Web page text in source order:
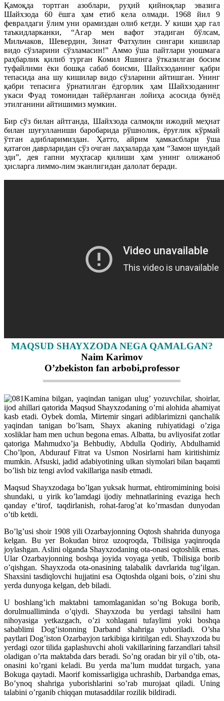
Қамоқда тортган азоблари, руҳий қийноқлар эвазига
Шайхзода 60 ёшга ҳам етиб кела олмади. 1968 йил 9
февралдаги ўлим уни орамиздан олиб кетди. У киши ҳар гал
таъкидларканки, “Агар мен вафот этадиган бўлсам,
Мильчаков, Шевердин, Зинат Фатхулин сингари кишилар
видо сўзларини сўзламасин!” Аммо ўша пайтлари уюшмага
раҳбарлик қилиб турган Комил Яшинга ўтказилган босим
туфайлими ёки бошқа сабаб боисми, Шайхзоданинг қабри
тепасида ана шу кишилар видо сўзларини айтишган. Унинг
қабри тепасига ўрнатилган ёдгорлик ҳам Шайхзоданинг
укаси Фуад томонидан тайёрланган лойиҳа асосида бунёд
этилганини айтишимиз мумкин.
Бир сўз билан айтганда, Шайхзода салмоқли ижодий меҳнат
билан шуғулланиши баробарида рўшнолик, ёруғлик кўрмай
ўтган адибларимиздан. Ҳатто, айрим ҳамкасблари ўша
қатағон даврларидан сўз очган лаҳзаларда ҳам “Замон шундай
эди”, дея гапни муҳтасар қилиши ҳам унинг олижаноб
ҳисларга лиммо-лим эканлигидан далолат беради.
MAQSUD SHAYXZODA NEGA QAMALGAN?
Naim Karimov
O’zbekiston fan arbobi,professor
Kamina bilgan, yaqindan tanigan ulug’ yozuvchilar, shoirlar,
ijod ahillari qatorida Maqsud Shayxzodaning o’rni alohida ahamiyat
kasb etadi. Oybek domla, Mirtemir singari adiblarimizni qanchalik
yaqindan tanigan bo’lsam, Shayx akaning ruhiyatidagi o’ziga
xosliklar ham men uchun begona emas. Albatta, bu avliyosifat zotlar
qatoriga Mahmudxo’ja Behbudiy, Abdulla Qodiriy, Abdulhamid
Cho’lpon, Abdurauf Fitrat va Usmon Nosirlarni ham kiritishimiz
mumkin. Afsuski, jadid adabiyotining ulkan siymolari bilan baqamti
bo’lish biz tengi avlod vakillariga nasib etmadi.
Maqsud Shayxzodaga bo’lgan yuksak hurmat, ehtiromimining boisi
shundaki, u yirik ko’lamdagi ijodiy mehnatlarining evaziga hech
qanday e’tirof, taqdirlanish, rohat-farog’at ko’rmasdan dunyodan
o’tib ketdi.
Bo’lg’usi shoir 1908 yili Ozarbayjonning Oqtosh shahrida dunyoga
kelgan. Bu yer Bokudan biroz uzoqroqda, Tbilisiga yaqinroqda
joylashgan. Aslini olganda Shayxzodaning ota-onasi oqtoshlik emas.
Ular Ozarbayjonning boshqa joyida voyaga yetib, Tbilisiga borib
o’qishgan. Shayxzoda ota-onasining talabalik davrlarida tug’ilgan.
Shaxsini tasdiqlovchi hujjatini esa Oqtoshda olgani bois, o’zini shu
yerda dunyoga kelgan, deb biladi.
U boshlang’ich maktabni tamomlaganidan so’ng Bokuga borib,
dorulmualliminda o’qiydi. Shayxzoda bu yerdagi tahsilni ham
nihoyasiga yetkazgach, o’zi xohlagani tufaylimi yoki boshqa
sabablimi Dog’istonning Darband shahriga yuboriladi. O’sha
paytlari Dog’iston Ozarbayjon tarkibiga kiritilgan edi. Shayxzoda bu
yerdagi ozor tilida gaplashuvchi aholi vakillarining farzandlari tahsil
oladigan o’rta maktabda dars beradi. So’ng oradan bir yil o’tib, ota-
onasini ko’rgani keladi. Bu yerda ma’lum muddat turgach, yana
Bokuga qaytadi. Maorif komissarligiga uchrashib, Darbandga emas,
Bo’ynoq shahriga yuborishlarini so’rab murojaat qiladi. Uning
talabini o’rganib chiqqan mutasaddilar rozilik bildiradi.